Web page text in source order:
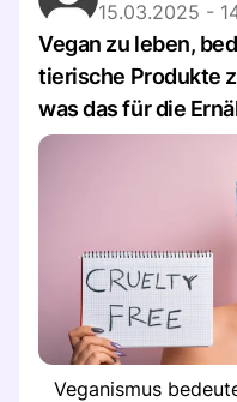
15.03.2025 -
Vegan zu leben,
tierische Produkte
was das für die
Veganismus